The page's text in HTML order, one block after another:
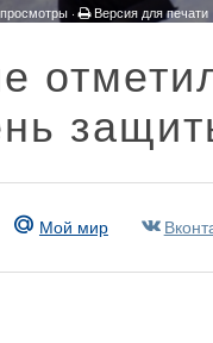
· Версия для печати
Мой мир